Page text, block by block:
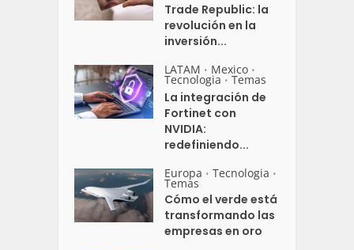
Trade Republic: la
revolución en la
inversión...
LATAM • Mexico •
Tecnologia • Temas
La integración de
Fortinet con
NVIDIA:
redefiniendo...
Europa • Tecnologia •
Temas
Cómo el verde está
transformando las
empresas en oro